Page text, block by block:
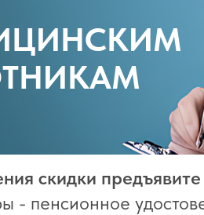
скидки
- пенсионное